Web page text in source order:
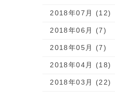
2018年07月 (12)
2018年06月 (7)
2018年05月 (7)
2018年04月 (18)
2018年03月 (22)